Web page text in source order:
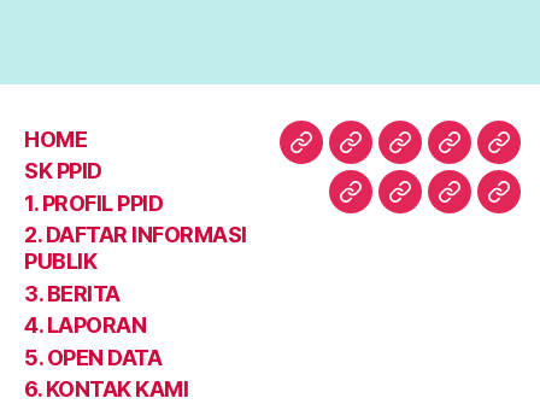
HOME
SK PPID
1. PROFIL PPID
2. DAFTAR INFORMASI
PUBLIK
3. BERITA
4. LAPORAN
5. OPEN DATA
6. KONTAK KAMI
HOME
SK
PPID
1.
PROFIL
PPID
2.
DAFTAR
3.
4.
5.
6.